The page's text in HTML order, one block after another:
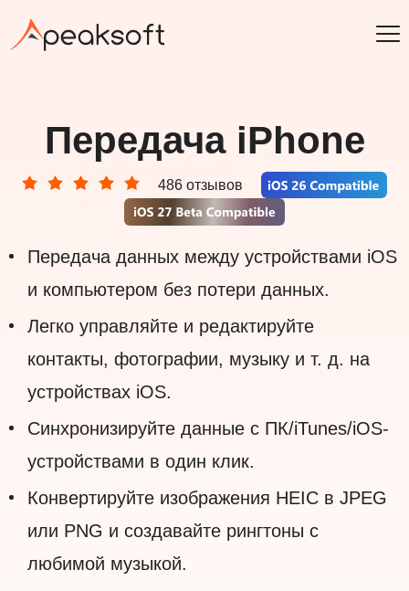
Передача iPhone
486 отзывов
Передача данных между устройствами iOS
и компьютером без потери данных.
Легко управляйте и редактируйте
контакты, фотографии, музыку и т. д. на
устройствах iOS.
Синхронизируйте данные с ПК/iTunes/iOS-
устройствами в один клик.
Конвертируйте изображения HEIC в JPEG
или PNG и создавайте рингтоны с
любимой музыкой.